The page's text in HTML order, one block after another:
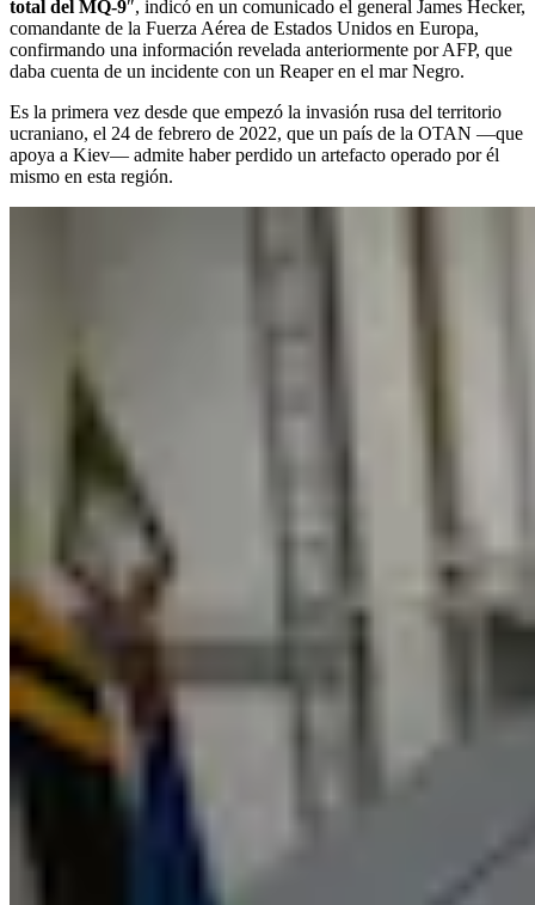
total del MQ-9″, indicó en un comunicado el general James Hecker,
comandante de la Fuerza Aérea de Estados Unidos en Europa,
confirmando una información revelada anteriormente por AFP, que
daba cuenta de un incidente con un Reaper en el mar Negro.
Es la primera vez desde que empezó la invasión rusa del territorio
ucraniano, el 24 de febrero de 2022, que un país de la OTAN —que
apoya a Kiev— admite haber perdido un artefacto operado por él
mismo en esta región.